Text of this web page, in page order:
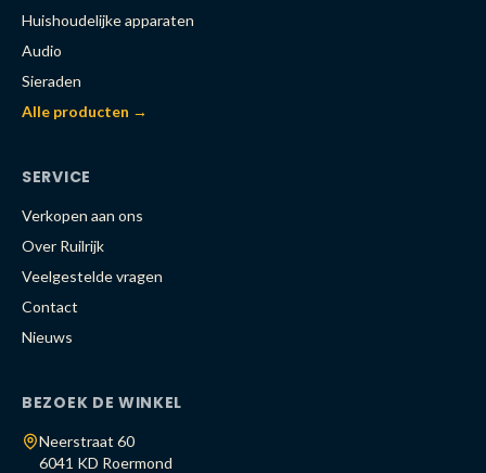
Huishoudelijke apparaten
Audio
Sieraden
Alle producten →
SERVICE
Verkopen aan ons
Over Ruilrijk
Veelgestelde vragen
Contact
Nieuws
BEZOEK DE WINKEL
Neerstraat 60
6041 KD Roermond